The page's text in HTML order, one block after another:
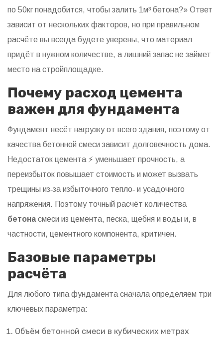
по 50кг понадобится, чтобы залить 1м³ бетона?» Ответ
зависит от нескольких факторов, но при правильном
расчёте вы всегда будете уверены, что материал
придёт в нужном количестве, а лишний запас не займет
место на стройплощадке.
Почему расход цемента
важен для фундамента
Фундамент несёт нагрузку от всего здания, поэтому от
качества бетонной смеси зависит долговечность дома.
Недостаток цемента ⚡ уменьшает прочность, а
переизбыток повышает стоимость и может вызвать
трещины из‑за избыточного тепло‑ и усадочного
напряжения. Поэтому точный расчёт количества
бетона смеси из цемента, песка, щебня и воды и, в
частности, цементного компонента, критичен.
Базовые параметры
расчёта
Для любого типа фундамента сначала определяем три
ключевых параметра:
Объём бетонной смеси в кубических метрах